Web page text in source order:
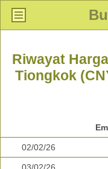
Riwayat
Tiongkok
02/02/26